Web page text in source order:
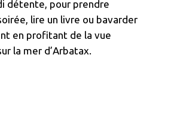
détente, pour prendre
lire un livre ou bavarder
en profitant de la vue
la mer d’Arbatax.